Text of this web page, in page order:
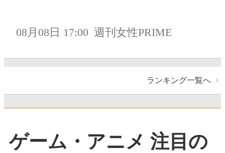
08月08日 17:00 週刊女性PRIME
ランキング一覧へ
ゲーム・アニメ 注目の